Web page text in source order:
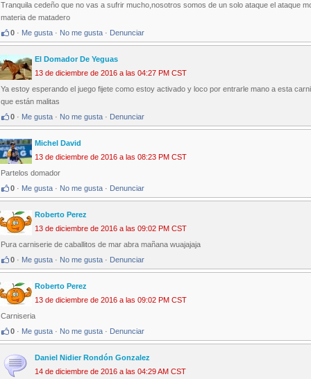
Tranquila cedeño que no vas a sufrir mucho,nosotros somos de un solo ataque el ataque
materia de matadero
0 · Me gusta · No me gusta · Denunciar
El Domador De Yeguas
13 de diciembre de 2016 a las 04:27 PM CST
Ya estoy esperando el juego fijete como estoy activado y loco por entrarle mano a esta
que están malitas
0 · Me gusta · No me gusta · Denunciar
Michel David
13 de diciembre de 2016 a las 08:23 PM CST
Partelos domador
0 · Me gusta · No me gusta · Denunciar
Roberto Perez
13 de diciembre de 2016 a las 09:02 PM CST
Pura carniserie de caballitos de mar abra mañana wuajajaja
0 · Me gusta · No me gusta · Denunciar
Roberto Perez
13 de diciembre de 2016 a las 09:02 PM CST
Carniseria
0 · Me gusta · No me gusta · Denunciar
Daniel Nidier Rondón Gonzalez
14 de diciembre de 2016 a las 04:29 AM CST